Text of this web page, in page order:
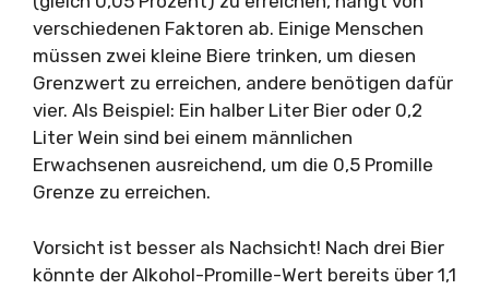
verschiedenen Faktoren ab. Einige Menschen
müssen zwei kleine Biere trinken, um diesen
Grenzwert zu erreichen, andere benötigen dafür
vier. Als Beispiel: Ein halber Liter Bier oder 0,2
Liter Wein sind bei einem männlichen
Erwachsenen ausreichend, um die 0,5 Promille
Grenze zu erreichen.
Vorsicht ist besser als Nachsicht! Nach drei Bier
könnte der Alkohol-Promille-Wert bereits über 1,1